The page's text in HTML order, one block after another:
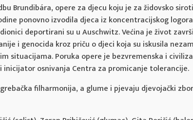
Brundibára, opere za djecu koju je za židovsko
ponovno izvodila djeca iz koncentracijskog logora
deportirani su u Auschwitz. Većina je život
i genocida kroz priču o djeci koja su iskusila
situacijama. Poruka opere je bezvremenska i
inicijator osnivanja Centra za promicanje tolerancije.
filharmonija, a glume i pjevaju djevojački zbor